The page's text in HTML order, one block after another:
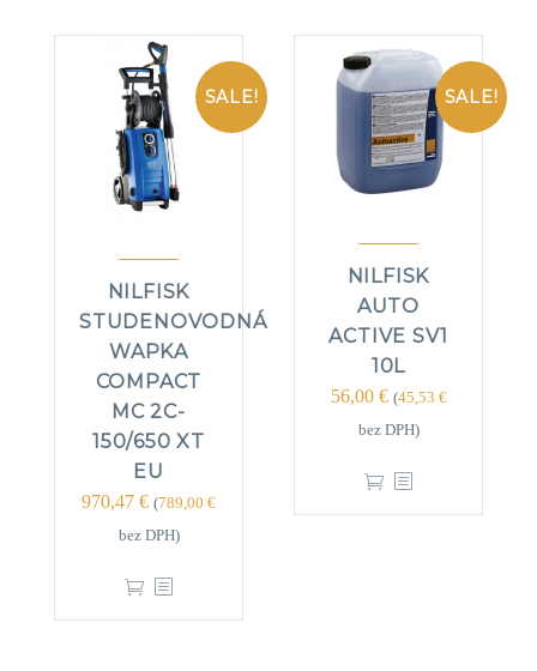
SALE!
NILFISK
STUDENOVODNÁ
WAPKA
COMPACT
MC 2C-
150/650 XT
EU
970,47 € (789,00 €
bez DPH)
SALE!
NILFISK
AUTO
ACTIVE SV1
10L
56,00 € (45,53 €
bez DPH)